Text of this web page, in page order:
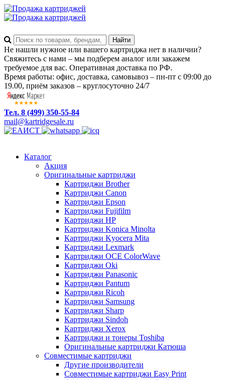
Не нашли нужное или вашего картриджа нет в наличии?
Свяжитесь с нами – мы подберем аналог или закажем
требуемое для вас. Оперативная доставка по РФ.
Время работы: офис, доставка, самовывоз – пн-пт с 09:00 до
19.00, приём заказов – круглосуточно 24/7
Тел. 8 (499) 350-55-84
mail@kartridgesale.ru
Каталог
Акция
Оригинальные картриджи
Картриджи Brother
Картриджи Canon
Картриджи Epson
Картриджи Fujifilm
Картриджи HP
Картриджи Konica Minolta
Картриджи Kyocera Mita
Картриджи Lexmark
Картриджи OCE ColorWave
Картриджи Oki
Картриджи Panasonic
Картриджи Pantum
Картриджи Ricoh
Картриджи Samsung
Картриджи Sharp
Картриджи Sindoh
Картриджи Xerox
Картриджи и тонеры Toshiba
Оригинальные картриджи Катюша
Совместимые картриджи
Другие производители
Совместимые картриджи Easy Print